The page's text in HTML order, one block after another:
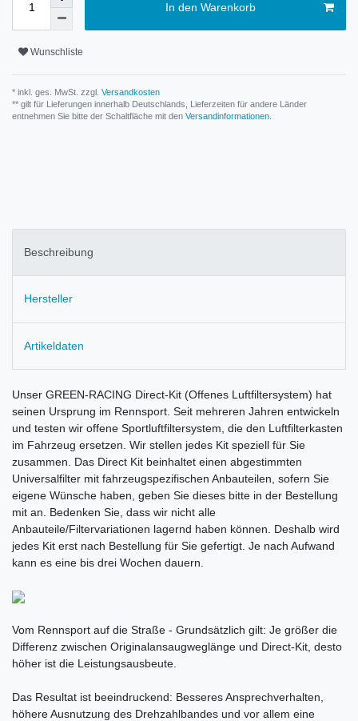
In den Warenkorb
Wunschliste
* inkl. ges. MwSt. zzgl. Versandkosten
** gilt für Lieferungen innerhalb Deutschlands, Lieferzeiten für andere Länder
entnehmen Sie bitte der Schaltfläche mit den Versandinformationen
Beschreibung
Hersteller
Artikeldaten
Unser GREEN-RACING Direct-Kit (Offenes Luftfiltersystem) hat
seinen Ursprung im Rennsport. Seit mehreren Jahren entwickeln
und testen wir offene Sportluftfiltersystem, die den Luftfilterkasten
im Fahrzeug ersetzen. Wir stellen jedes Kit speziell für Sie
zusammen. Das Direct Kit beinhaltet einen abgestimmten
Universalfilter mit fahrzeugspezifischen Anbauteilen, sofern Sie
eigene Wünsche haben, geben Sie dieses bitte in der Bestellung
mit an. Bedenken Sie, dass wir nicht alle
Anbauteile/Filtervariationen lagernd haben können. Deshalb wird
jedes Kit erst nach Bestellung für Sie gefertigt. Je nach Aufwand
kann es eine bis drei Wochen dauern.
Vom Rennsport auf die Straße - Grundsätzlich gilt: Je größer die
Differenz zwischen Originalansaugweglänge und Direct-Kit, desto
höher ist die Leistungsausbeute.
Das Resultat ist beeindruckend: Besseres Ansprechverhalten,
höhere Ausnutzung des Drehzahlbandes und vor allem eine